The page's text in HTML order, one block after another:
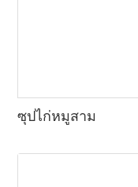
ซุปไก่หมูสาม